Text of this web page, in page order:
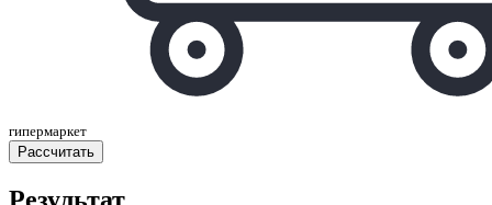
гипермаркет
Расcчитать